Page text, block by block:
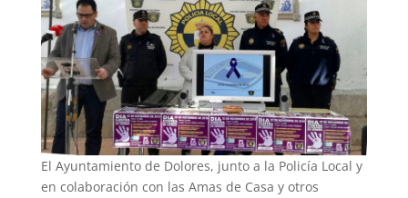
El Ayuntamiento de Dolores, junto a la Policía Local y
en colaboración con las Amas de Casa y otros